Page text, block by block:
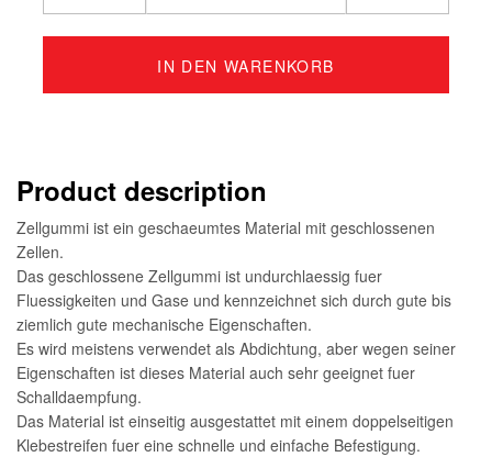
IN DEN WARENKORB
Product description
Zellgummi ist ein geschaeumtes Material mit geschlossenen
Zellen.
Das geschlossene Zellgummi ist undurchlaessig fuer
Fluessigkeiten und Gase und kennzeichnet sich durch gute bis
ziemlich gute mechanische Eigenschaften.
Es wird meistens verwendet als Abdichtung, aber wegen seiner
Eigenschaften ist dieses Material auch sehr geeignet fuer
Schalldaempfung.
Das Material ist einseitig ausgestattet mit einem doppelseitigen
Klebestreifen fuer eine schnelle und einfache Befestigung.